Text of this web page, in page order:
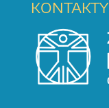
KONTAKTY